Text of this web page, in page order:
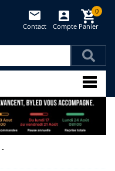
Panier
0
Compte
Contact
-